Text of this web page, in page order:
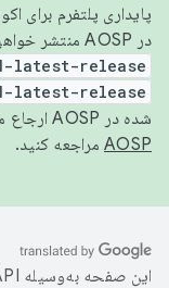
پایداری پلتفرم برای
در AOSP منتشر خواهیم کرد. برای ساخت و مشارکت در AOSP،
latest-release
latest-release
شده در AOSP ارجاع می‌دهد. برای اطلاعات بیشتر، به
AOSP مراجعه کنید.
این صفحه به‌وسیله